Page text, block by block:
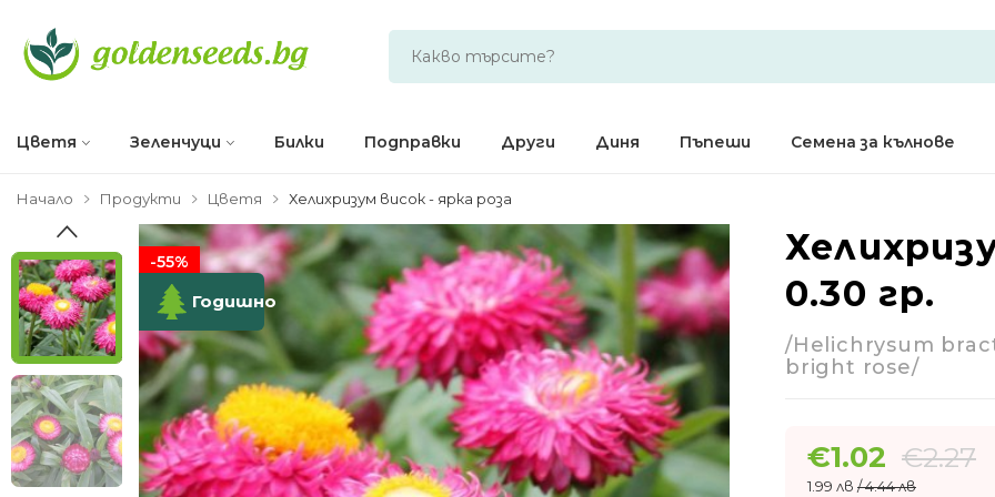
Цветя Зеленчуци Билки Подправки Други Диня Пъпеши Семена за кълнове
Начало Продукти Цветя Хелихризум висок - ярка роза
Годишно
-55%
Годишно
0.30 гр.
/Helichrysum
bright rose/
€1.02 €2.27
1.99 лв / 4.44 лв